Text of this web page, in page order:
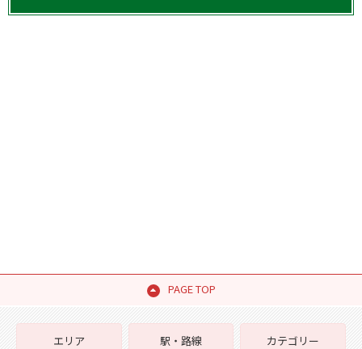
PAGE TOP
エリア
駅・路線
カテゴリー